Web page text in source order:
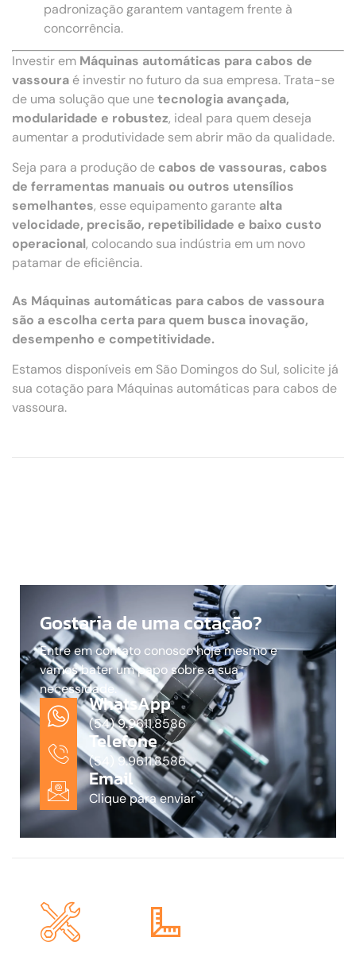
padronização garantem vantagem frente à
concorrência.
Investir em Máquinas automáticas para cabos de
vassoura é investir no futuro da sua empresa. Trata-se
de uma solução que unetecnologia avançada,
modularidade e robustez, ideal para quem deseja
aumentar a produtividade sem abrir mão da qualidade.
Seja para a produção de cabos de vassouras, cabos
de ferramentas manuais ou outros utensílios
semelhantes, esse equipamento garante alta
velocidade, precisão, repetibilidade e baixo custo
operacional, colocando sua indústria em um novo
patamar de eficiência.
As Máquinas automáticas para cabos de vassoura
são a escolha certa para quem busca inovação,
desempenho e competitividade.
Estamos disponíveis em São Domingos do Sul, solicite já
sua cotação para Máquinas automáticas para cabos de
vassoura.
Gostaria de uma cotação?
Entre em contato conosco hoje mesmo e
vamos bater um papo sobre a sua
necessidade.
WhatsApp
(54) 9.9611.8586
Telefone
(54) 9.9611.8586
Email
Clique para enviar